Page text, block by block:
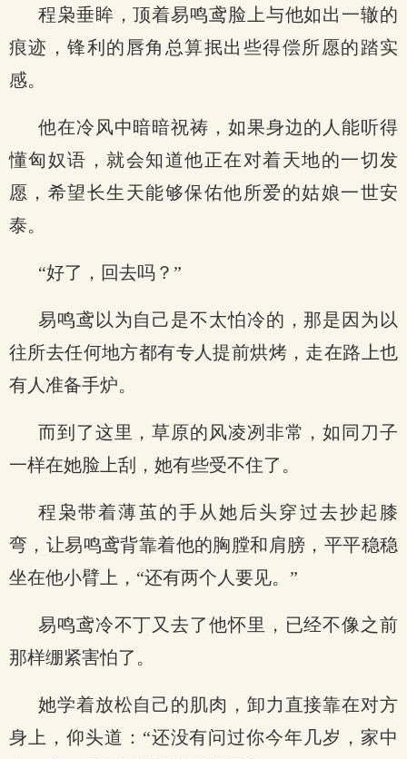
程枭垂眸，顶着易鸣鸢脸上与他如出一辙的
痕迹，锋利的唇角总算抿出些得偿所愿的踏实
感。
他在冷风中暗暗祝祷，如果身边的人能听得
懂匈奴语，就会知道他正在对着天地的一切发
愿，希望长生天能够保佑他所爱的姑娘一世安
泰。
“好了，回去吗？”
易鸣鸢以为自己是不太怕冷的，那是因为以
往所去任何地方都有专人提前烘烤，走在路上也
有人准备手炉。
而到了这里，草原的风凌冽非常，如同刀子
一样在她脸上刮，她有些受不住了。
程枭带着薄茧的手从她后头穿过去抄起膝
弯，让易鸣鸢背靠着他的胸膛和肩膀，平平稳稳
坐在他小臂上，“还有两个人要见。”
易鸣鸢冷不丁又去了他怀里，已经不像之前
那样绷紧害怕了。
她学着放松自己的肌肉，卸力直接靠在对方
身上，仰头道：“还没有问过你今年几岁，家中